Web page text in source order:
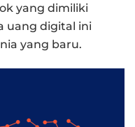
yang dimiliki
uang digital ini
yang baru.